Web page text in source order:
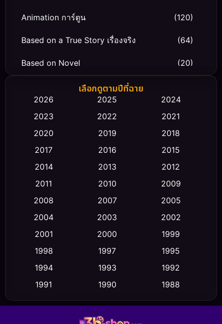
Animation การ์ตูน (120)
Based on a True Story เรื่องจริง (64)
Based on Novel (20)
Biography ชีวิตจริง
Classic หนังคลาสสิก (23)
Comedy ตลก (470)
Conspiracy
Crime อาชญากรรม (352)
Culture (23)
Dance เต้น
เลือกดูตามปีที่ฉาย
2026 2025
2024
2023
2022
2021
2020
2019
2018
2017
2016
2015
2014
2013
2012
2011
2010
2009
2008
2007
2005
2004
2003
2002
2001
2000
1999
1998
1997
1995
1994
1993
1992
1991
1990
1988
1986
1985
1983
1981